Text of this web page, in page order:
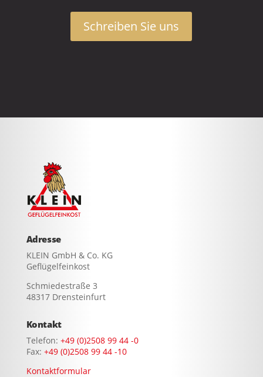
Schreiben Sie uns
Adresse
KLEIN GmbH & Co. KG
Geflügelfeinkost
Schmiedestraße 3
48317 Drensteinfurt
Kontakt
Telefon: +49 (0)2508 99 44 -0
Fax: +49 (0)2508 99 44 -10
Kontaktformular